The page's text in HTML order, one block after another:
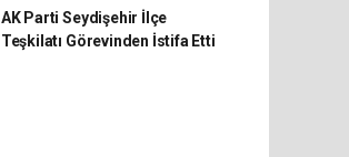
AK Parti Seydişehir İlçe
Teşkilatı Görevinden İstifa Etti